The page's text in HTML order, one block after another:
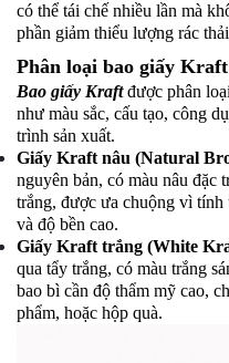
có thể tái chế nhiều lần mà
phần giảm thiểu lượng rác
Phân loại bao giấy Kraft
Bao giấy Kraftđược phân
như màu sắc, cấu tạo, công
trình sản xuất.
Giấy Kraft nâu (Natural
nguyên bản, có màu nâu đặc
trắng, được ưa chuộng vì
và độ bền cao.
Giấy Kraft trắng (White
qua tẩy trắng, có màu trắng
bao bì cần độ thẩm mỹ cao,
phẩm, hoặc hộp quà.